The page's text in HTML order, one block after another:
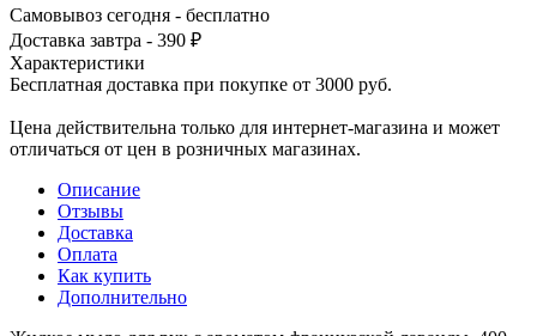
Самовывоз сегодня - бесплатно
Доставка завтра - 390 ₽
Характеристики
Бесплатная доставка при покупке от 3000 руб.
Цена действительна только для интернет-магазина и может
отличаться от цен в розничных магазинах.
Описание
Отзывы
Доставка
Оплата
Как купить
Дополнительно